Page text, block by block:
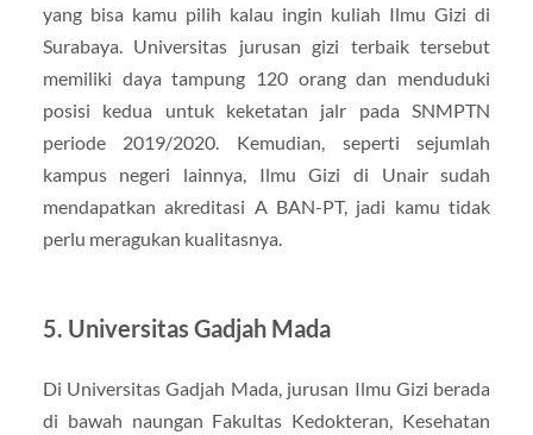
yang bisa kamu pilih kalau ingin kuliah Ilmu Gizi di
Surabaya. Universitas jurusan gizi terbaik tersebut
memiliki daya tampung 120 orang dan menduduki
posisi kedua untuk keketatan jalr pada SNMPTN
periode 2019/2020. Kemudian, seperti sejumlah
kampus negeri lainnya, Ilmu Gizi di Unair sudah
mendapatkan akreditasi A BAN-PT, jadi kamu tidak
perlu meragukan kualitasnya.
5. Universitas Gadjah Mada
Di Universitas Gadjah Mada, jurusan Ilmu Gizi berada
di bawah naungan Fakultas Kedokteran, Kesehatan